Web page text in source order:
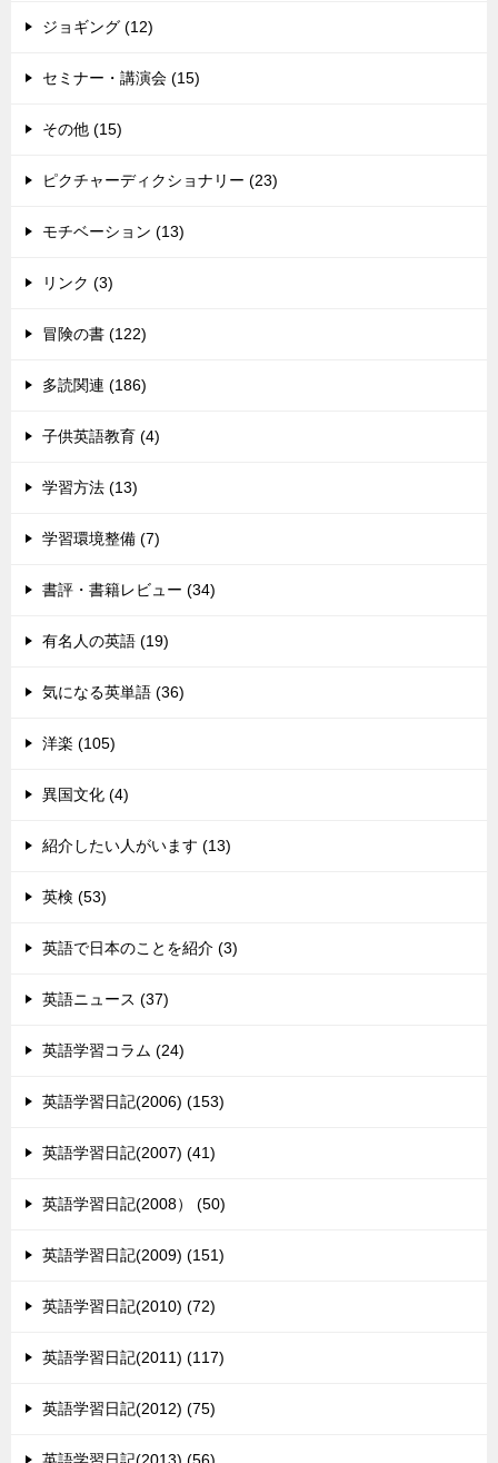
ジョギング (12)
セミナー・講演会 (15)
その他 (15)
ピクチャーディクショナリー (23)
モチベーション (13)
リンク (3)
冒険の書 (122)
多読関連 (186)
子供英語教育 (4)
学習方法 (13)
学習環境整備 (7)
書評・書籍レビュー (34)
有名人の英語 (19)
気になる英単語 (36)
洋楽 (105)
異国文化 (4)
紹介したい人がいます (13)
英検 (53)
英語で日本のことを紹介 (3)
英語ニュース (37)
英語学習コラム (24)
英語学習日記(2006) (153)
英語学習日記(2007) (41)
英語学習日記(2008） (50)
英語学習日記(2009) (151)
英語学習日記(2010) (72)
英語学習日記(2011) (117)
英語学習日記(2012) (75)